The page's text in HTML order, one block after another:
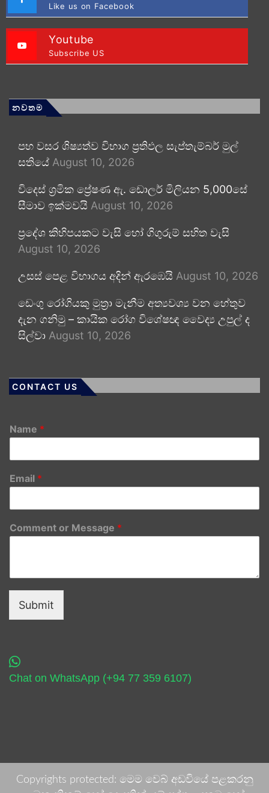
Like us on Facebook
Youtube
Subscribe US
නවතම
පහ වසර ශිෂ්‍යත්ව විභාග ප්‍රතිඵල සැප්තැම්බර් මුල්
සතියේ August 10, 2026
විදෙස් ශ්‍රමික ප්‍රේෂණ ඇ. ඩොලර් මිලියන 5,000සේ
සීමාව ඉක්මවයි August 10, 2026
ප්‍රදේශ කිහිපයකට වැසි හෝ ගිගුරුම් සහිත වැසි
August 10, 2026
උසස් පෙළ විභාගය අදින් ඇරඹෙයි August 10, 2026
ඩෙංගු රෝගියකු ⁣මුත්‍රා මැනීම අත්‍යවශ්‍ය වන හේතුව
දැන ගනිමු – කායික රෝග විශේෂඥ වෛද්‍ය උපුල් ද
සිල්වා August 10, 2026
CONTACT US
Name *
Email *
Comment or Message *
Submit
Chat on WhatsApp (+94 77 359 6107)
Copyrights protected: මෙම වෙබ් අඩවියේ පළකරනු